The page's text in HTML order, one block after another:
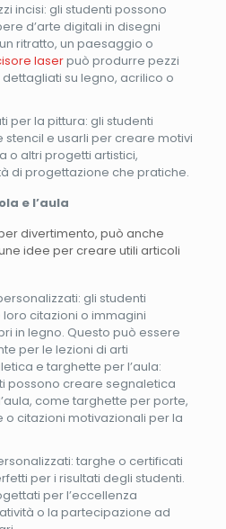
incisi: gli studenti possono
d’arte digitali in disegni
ritratto, un paesaggio o
laserpuò produrre pezzi
su legno, acrilico o
per la pittura: gli studenti
e usarli per creare motivi
o altri progetti artistici,
di progettazione che pratiche.
e l’aula
divertimento, può anche
idee per creare utili articoli
gli studenti
citazioni o immagini
in legno. Questo può essere
per le lezioni di arti
e targhette per l’aula:
possono creare segnaletica
come targhette per porte,
o citazioni motivazionali per la
targhe o certificati
per i risultati degli studenti.
per l’eccellenza
o la partecipazione ad